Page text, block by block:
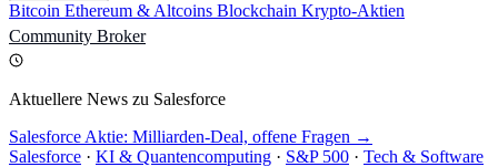
Bitcoin Ethereum & Altcoins Blockchain Krypto-Aktien
Community Broker
Aktuellere News zu Salesforce
Salesforce Aktie: Milliarden-Deal, offene Fragen →
Salesforce · KI & Quantencomputing · S&P 500 · Tech & Software